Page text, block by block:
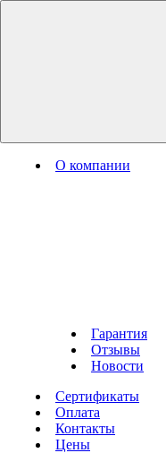
О компании
Гарантия
Отзывы
Новости
Сертификаты
Оплата
Контакты
Цены